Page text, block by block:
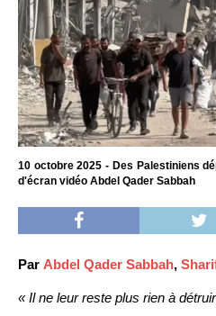
10 octobre 2025 - Des Palestiniens
d'écran vidéo Abdel Qader Sabbah
Par Abdel Qader Sabbah,
« Il ne leur reste plus rien à